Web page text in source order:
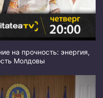
на прочность: энергия,
Молдовы